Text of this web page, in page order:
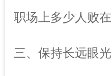
职场上多少人败
三、保持长远眼光